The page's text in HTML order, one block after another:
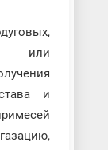
или
и